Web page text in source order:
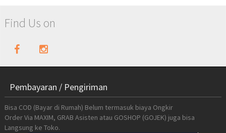
Find Us on
Pembayaran / Pengiriman
Bisa COD (Bayar di Rumah) Belum termasuk biaya Ongkir
Order Via MAXIM, GRAB Asisten atau GOSHOP (GOJEK) juga bisa
Langsung ke Toko.